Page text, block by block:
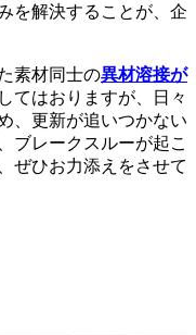
を解決することが、企
素材同士の異材溶接が
てはおりますが、日々
、更新が追いつかない
ブレークスルーが起こ
ぜひお力添えをさせて